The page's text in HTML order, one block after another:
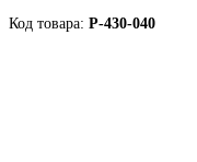
Код товара: P-430-040